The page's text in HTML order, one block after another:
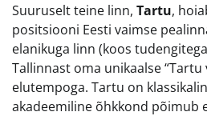
Suuruselt teine linn, Tartu,
positsiooni Eesti vaimse
elanikuga linn (koos
Tallinnast oma unikaalse
elutempoga. Tartu on
akadeemiline õhkkond põimub